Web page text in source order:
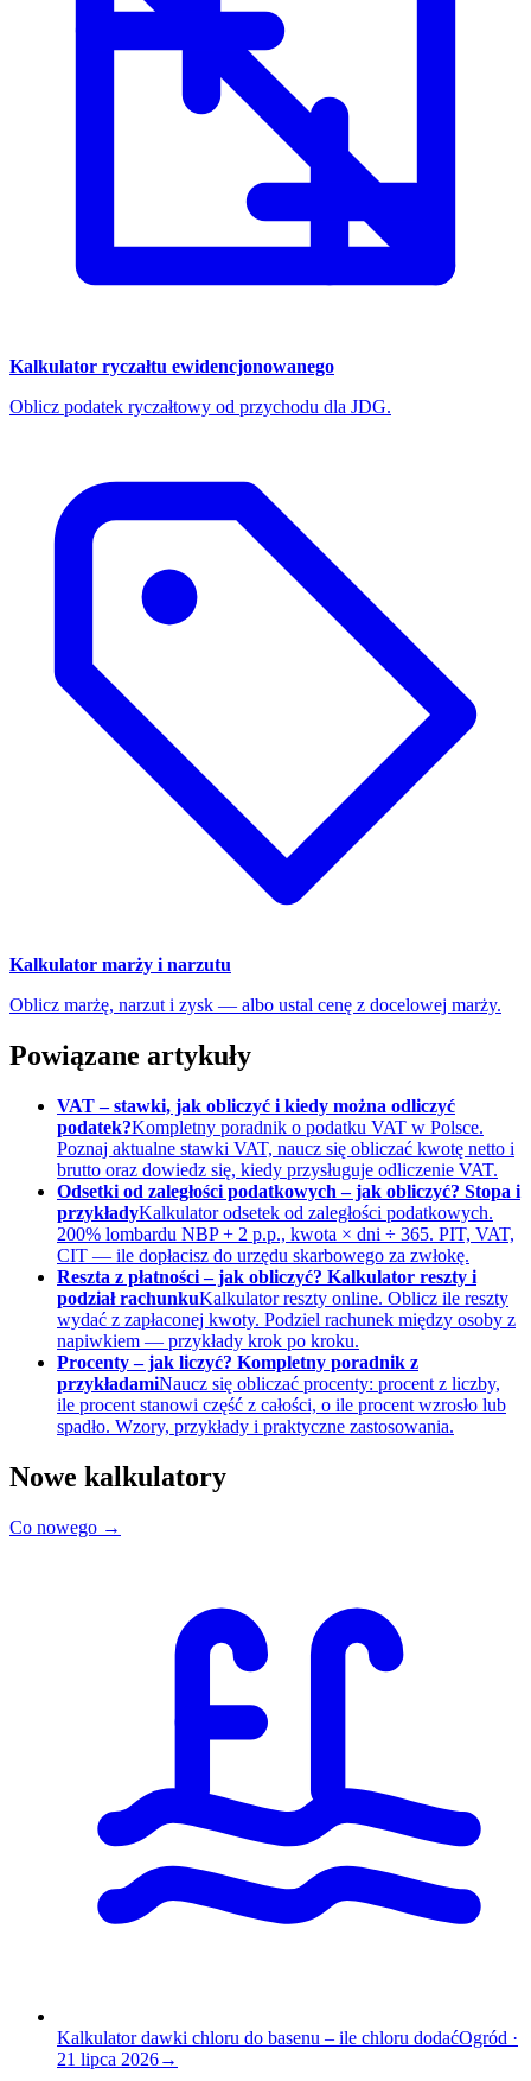
Kalkulator ryczałtu ewidencjonowanego
Oblicz podatek ryczałtowy od przychodu dla JDG.
Kalkulator marży i narzutu
Oblicz marżę, narzut i zysk — albo ustal cenę z docelowej marży.
Powiązane artykuły
VAT – stawki, jak obliczyć i kiedy można odliczyć
podatek?Kompletny poradnik o podatku VAT w Polsce.
Poznaj aktualne stawki VAT, naucz się obliczać kwotę netto i
brutto oraz dowiedz się, kiedy przysługuje odliczenie VAT.
Odsetki od zaległości podatkowych – jak obliczyć? Stopa i
przykładyKalkulator odsetek od zaległości podatkowych.
200% lombardu NBP + 2 p.p., kwota × dni ÷ 365. PIT, VAT,
CIT — ile dopłacisz do urzędu skarbowego za zwłokę.
Reszta z płatności – jak obliczyć? Kalkulator reszty i
podział rachunkuKalkulator reszty online. Oblicz ile reszty
wydać z zapłaconej kwoty. Podziel rachunek między osoby z
napiwkiem — przykłady krok po kroku.
Procenty – jak liczyć? Kompletny poradnik z
przykładamiNaucz się obliczać procenty: procent z liczby,
ile procent stanowi część z całości, o ile procent wzrosło lub
spadło. Wzory, przykłady i praktyczne zastosowania.
Nowe kalkulatory
Co nowego →
Kalkulator dawki chloru do basenu – ile chloru dodaćOgród ·
21 lipca 2026→